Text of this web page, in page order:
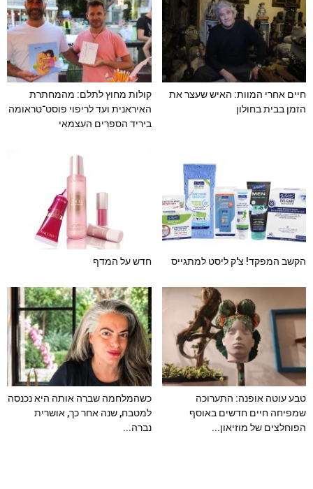
חיים אחרי המוות: האיש שעצר את
הזמן בבית בחולון
קולות מחוץ לתלם: מהמחתרת
האיראנית ועד לריפוי פוסט־טראומה
ביריד הספרים העצמאי
הקשב המפקד! צ'ק ליסט למתגייס חדש על המדף
טבע עוטה אופנה: התערוכה
שמפיחה חיים חדשים באוסף
הפוחלצים של מוזיאון...
כשהמלחמה שברה אותה היא נכנסה
למטבח, שנה אחר כך, אושרית
נברה...